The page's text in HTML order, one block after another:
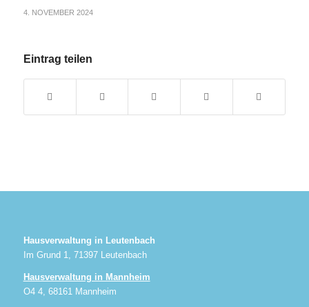
4. NOVEMBER 2024
Eintrag teilen
Hausverwaltung in Leutenbach
Im Grund 1, 71397 Leutenbach
Hausverwaltung in Mannheim
O4 4, 68161 Mannheim